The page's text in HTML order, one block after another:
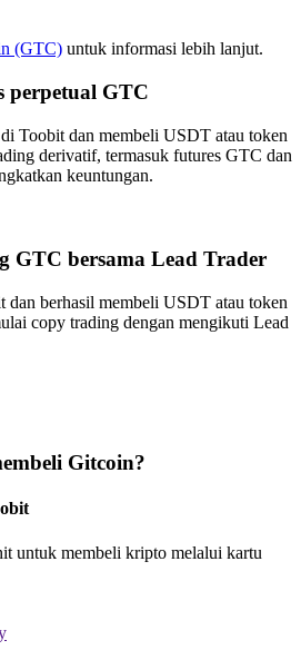
(GTC) untuk informasi lebih lanjut.
perpetual GTC
Toobit dan membeli USDT atau token
derivatif, termasuk futures GTC dan
keuntungan.
GTC bersama Lead Trader
dan berhasil membeli USDT atau token
copy trading dengan mengikuti Lead
Gitcoin?
untuk membeli kripto melalui kartu